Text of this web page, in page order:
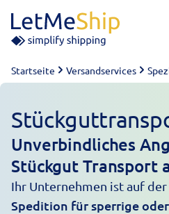
Startseite Versandservices
Unverbindliches
Stückgut Transport
Ihr Unternehmen ist auf der
Spedition für sperrige